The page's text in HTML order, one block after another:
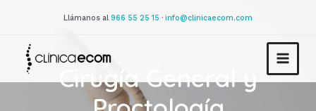
Llámanos al 966 55 25 15 · info@clinicaecom.com
Cirugía General y